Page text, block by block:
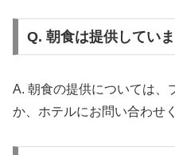
Q. 朝食は提供してい
A. 朝食の提供については、
か、ホテルにお問い合わせ